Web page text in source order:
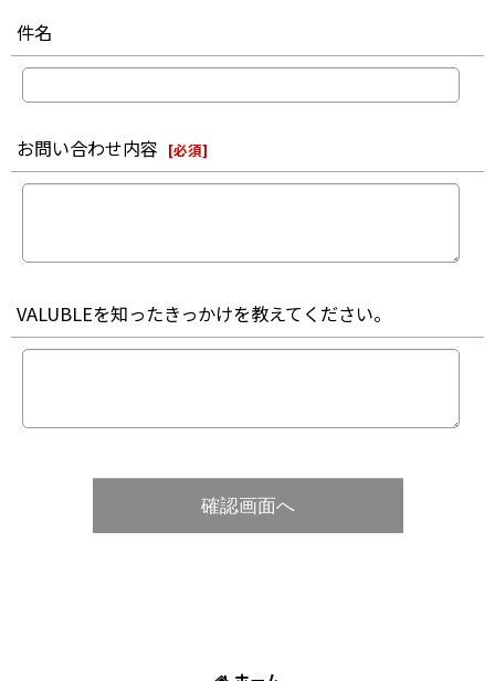
件名
お問い合わせ内容 [必須]
VALUBLEを知ったきっかけを教えてください。
確認画面へ